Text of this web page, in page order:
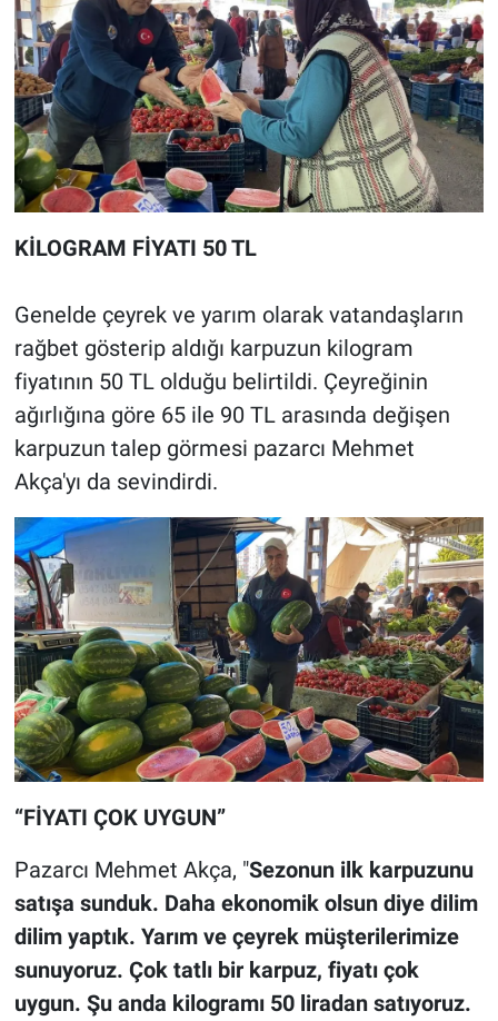
KİLOGRAM FİYATI 50 TL
Genelde çeyrek ve yarım olarak vatandaşların
rağbet gösterip aldığı karpuzun kilogram
fiyatının 50 TL olduğu belirtildi. Çeyreğinin
ağırlığına göre 65 ile 90 TL arasında değişen
karpuzun talep görmesi pazarcı Mehmet
Akça'yı da sevindirdi.
“FİYATI ÇOK UYGUN”
Pazarcı Mehmet Akça, "Sezonun ilk karpuzunu
satışa sunduk. Daha ekonomik olsun diye dilim
dilim yaptık. Yarım ve çeyrek müşterilerimize
sunuyoruz. Çok tatlı bir karpuz, fiyatı çok
uygun. Şu anda kilogramı 50 liradan satıyoruz.